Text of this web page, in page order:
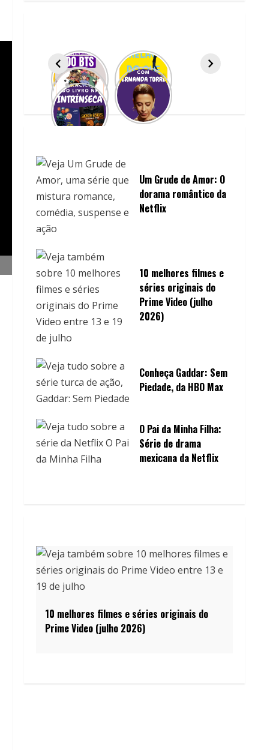
Um Grude de Amor: O
dorama romântico da
Netflix
10 melhores filmes e
séries originais do
Prime Video (julho
2026)
Conheça Gaddar: Sem
Piedade, da HBO Max
O Pai da Minha Filha:
Série de drama
mexicana da Netflix
10 melhores filmes e séries originais do
Prime Video (julho 2026)